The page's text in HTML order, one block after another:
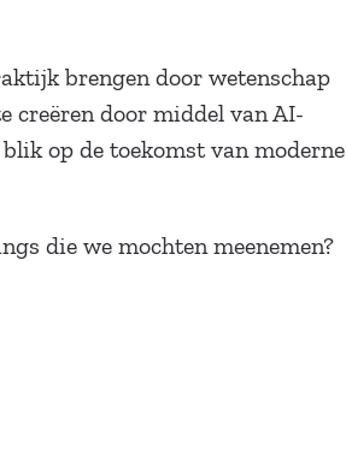
brengen door wetenschap
creëren door middel van AI-
op de toekomst van moderne
die we mochten meenemen?